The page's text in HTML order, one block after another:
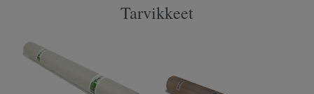
Kyllä
Kappaleita laatikossa
Asennusmenetelmä
Lukkopontti
Tarvikkeet